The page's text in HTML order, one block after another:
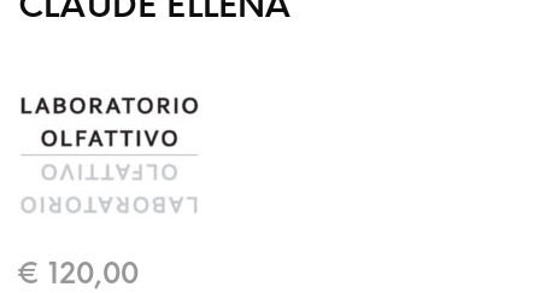
€ 120,00